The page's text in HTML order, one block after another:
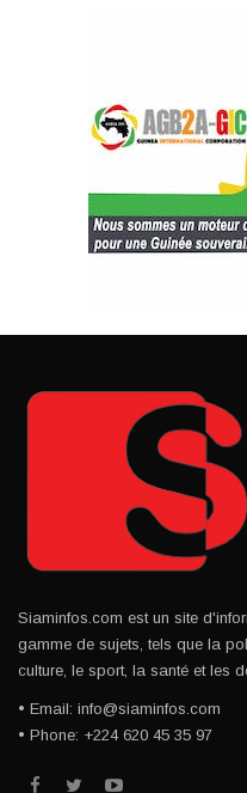
Siaminfos.com est un site
gamme de sujets, tels que la
culture, le sport, la santé et les
• Email: info@siaminfos.com
• Phone: +224 620 45 35 97